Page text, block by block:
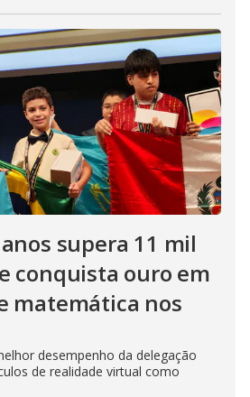
supera 11 mil
conquista ouro em
matemática nos
desempenho da delegação
de realidade virtual como